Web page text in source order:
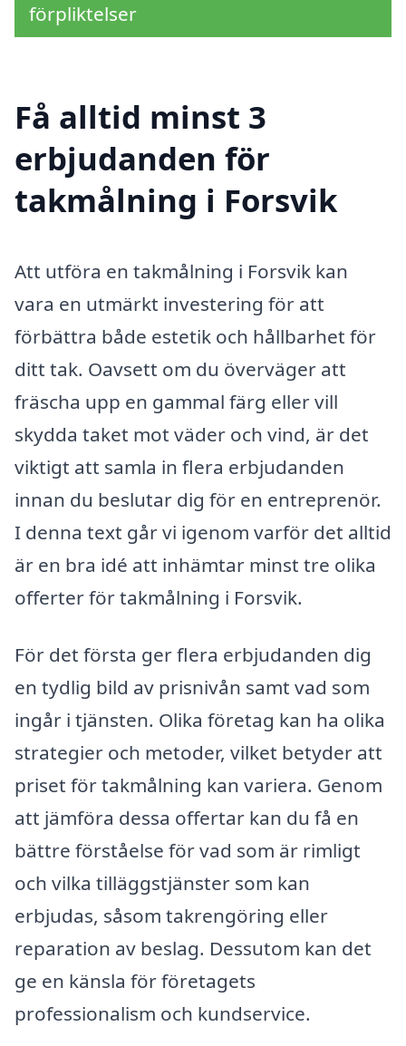
förpliktelser
Få alltid minst 3
erbjudanden för
takmålning i Forsvik
Att utföra en takmålning i Forsvik kan
vara en utmärkt investering för att
förbättra både estetik och hållbarhet för
ditt tak. Oavsett om du överväger att
fräscha upp en gammal färg eller vill
skydda taket mot väder och vind, är det
viktigt att samla in flera erbjudanden
innan du beslutar dig för en entreprenör.
I denna text går vi igenom varför det alltid
är en bra idé att inhämtar minst tre olika
offerter för takmålning i Forsvik.
För det första ger flera erbjudanden dig
en tydlig bild av prisnivån samt vad som
ingår i tjänsten. Olika företag kan ha olika
strategier och metoder, vilket betyder att
priset för takmålning kan variera. Genom
att jämföra dessa offertar kan du få en
bättre förståelse för vad som är rimligt
och vilka tilläggstjänster som kan
erbjudas, såsom takrengöring eller
reparation av beslag. Dessutom kan det
ge en känsla för företagets
professionalism och kundservice.